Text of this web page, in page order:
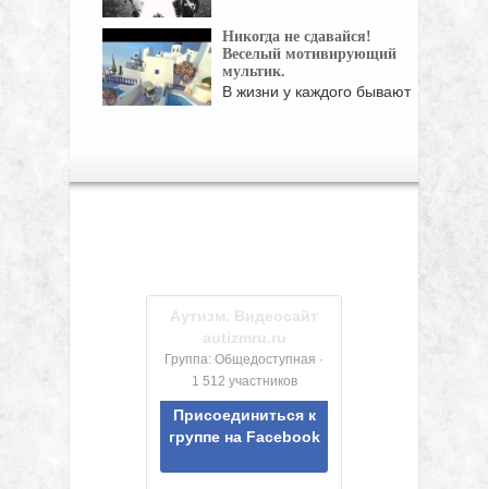
Никогда не сдавайся!
Веселый мотивирующий
мультик.
В жизни у каждого бывают
Аутизм. Видеосайт
autizmru.ru
Группа: Общедоступная ·
1 512 участников
Присоединиться к
группе на Facebook